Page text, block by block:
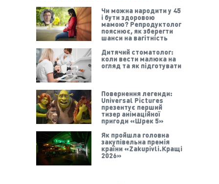
Чи можна народити у 45
і бути здоровою
мамою? Репродуктолог
пояснює, як зберегти
шанси на вагітність
Дитячий стоматолог:
коли вести малюка на
огляд та як підготувати
Повернення легенди:
Universal Pictures
презентує перший
тизер анімаційної
пригоди «Шрек 5»
Як пройшла головна
закупівельна премія
країни «Zakupivli.Кращі
2026»